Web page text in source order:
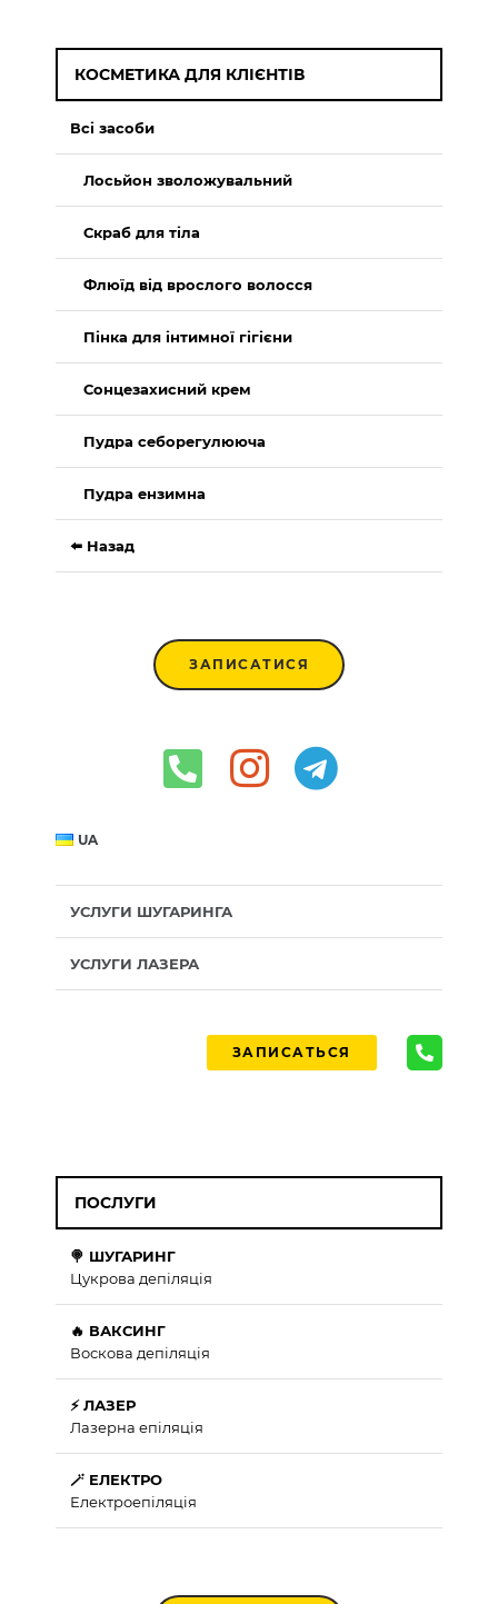
КОСМЕТИКА ДЛЯ КЛІЄНТІВ
Всі засоби
Лосьйон зволожувальний
Скраб для тіла
Флюїд від врослого волосся
Пінка для інтимної гігієни
Сонцезахисний крем
Пудра себорегулююча
Пудра ензимна
⬅️ Назад
ЗАПИСАТИСЯ
UA
УСЛУГИ ШУГАРИНГА
УСЛУГИ ЛАЗЕРА
ЗАПИСАТЬСЯ
ПОСЛУГИ
🍭 ШУГАРИНГ
Цукрова депіляція
🔥 ВАКСИНГ
Воскова депіляція
⚡ ЛАЗЕР
Лазерна епіляція
🪄 ЕЛЕКТРО
Електроепіляція